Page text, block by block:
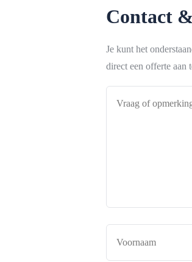
Contact
Je kunt het
direct een offerte aan